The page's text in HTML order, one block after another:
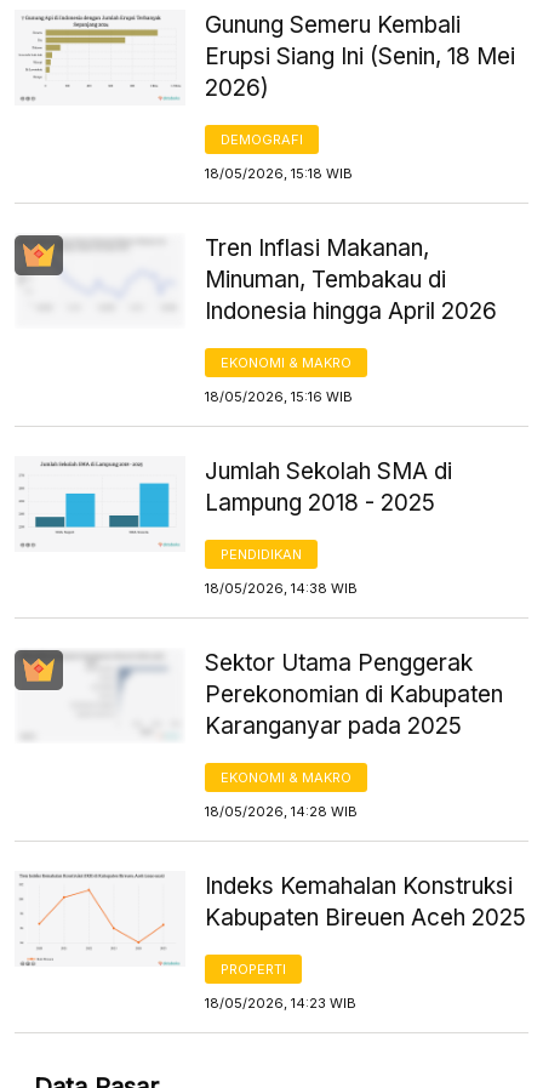
Gunung Semeru Kembali
Erupsi Siang Ini (Senin, 18 Mei
2026)
DEMOGRAFI
18/05/2026, 15:18 WIB
Tren Inflasi Makanan,
Minuman, Tembakau di
Indonesia hingga April 2026
EKONOMI & MAKRO
18/05/2026, 15:16 WIB
Jumlah Sekolah SMA di
Lampung 2018 - 2025
PENDIDIKAN
18/05/2026, 14:38 WIB
Sektor Utama Penggerak
Perekonomian di Kabupaten
Karanganyar pada 2025
EKONOMI & MAKRO
18/05/2026, 14:28 WIB
Indeks Kemahalan Konstruksi
Kabupaten Bireuen Aceh 2025
PROPERTI
18/05/2026, 14:23 WIB